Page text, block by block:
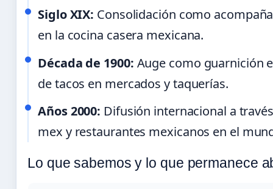
Siglo XIX: Consolidación como
en la cocina casera mexicana.
Década de 1900: Auge como guarnición
de tacos en mercados y taquerías.
Años 2000: Difusión internacional a
mex y restaurantes mexicanos en el
Lo que sabemos y lo que permanece